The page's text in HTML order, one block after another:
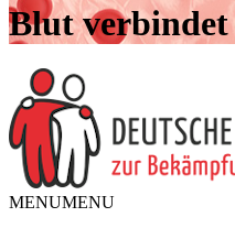
Blut verbindet
MENUMENU